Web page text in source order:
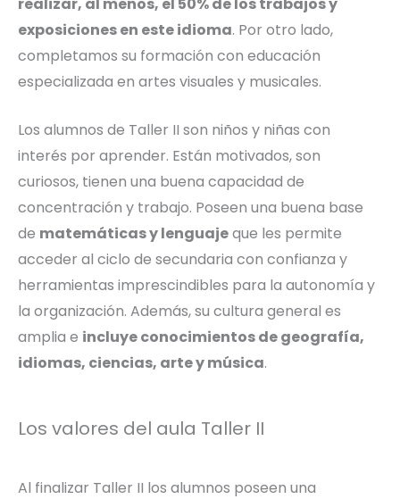
exposiciones en este idioma. Por otro lado,
completamos su formación con educación
especializada en artes visuales y musicales.
Los alumnos de Taller II son niños y niñas con
interés por aprender. Están motivados, son
curiosos, tienen una buena capacidad de
concentración y trabajo. Poseen una buena base
de matemáticas y lenguajeque les permite
acceder al ciclo de secundaria con confianza y
herramientas imprescindibles para la autonomía y
la organización. Además, su cultura general es
amplia e incluye conocimientos de geografía,
idiomas, ciencias, arte y música.
Los valores del aula Taller II
Al finalizar Taller II los alumnos poseen una